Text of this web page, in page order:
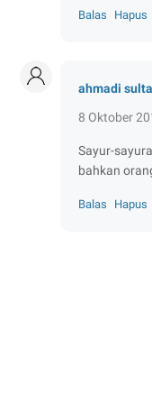
Balas Hapus
ahmadi
8 Oktober
Sayur-
bahkan
Balas Hapus